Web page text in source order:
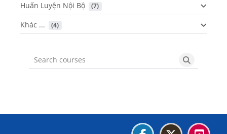
Huấn Luyện Nội Bộ (7)
Khác ... (4)
Search courses Search